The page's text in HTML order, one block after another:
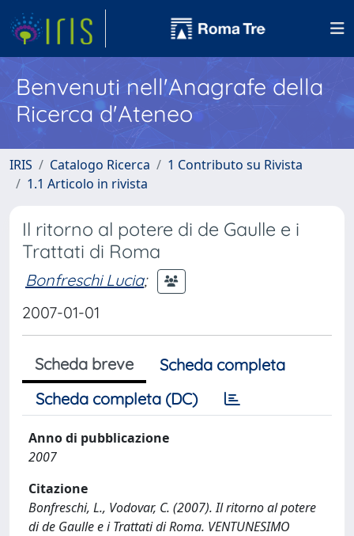
Benvenuti nell'Anagrafe della
Ricerca d'Ateneo
IRIS Catalogo Ricerca
1 Contributo su Rivista
1.1 Articolo in rivista
Il ritorno al potere di de Gaulle e i
Trattati di Roma
Bonfreschi Lucia;
2007-01-01
Scheda breve
Scheda completa
Scheda completa (DC)
Anno di pubblicazione
2007
Citazione
Bonfreschi, L., Vodovar, C. (2007). Il ritorno al potere
di de Gaulle e i Trattati di Roma. VENTUNESIMO